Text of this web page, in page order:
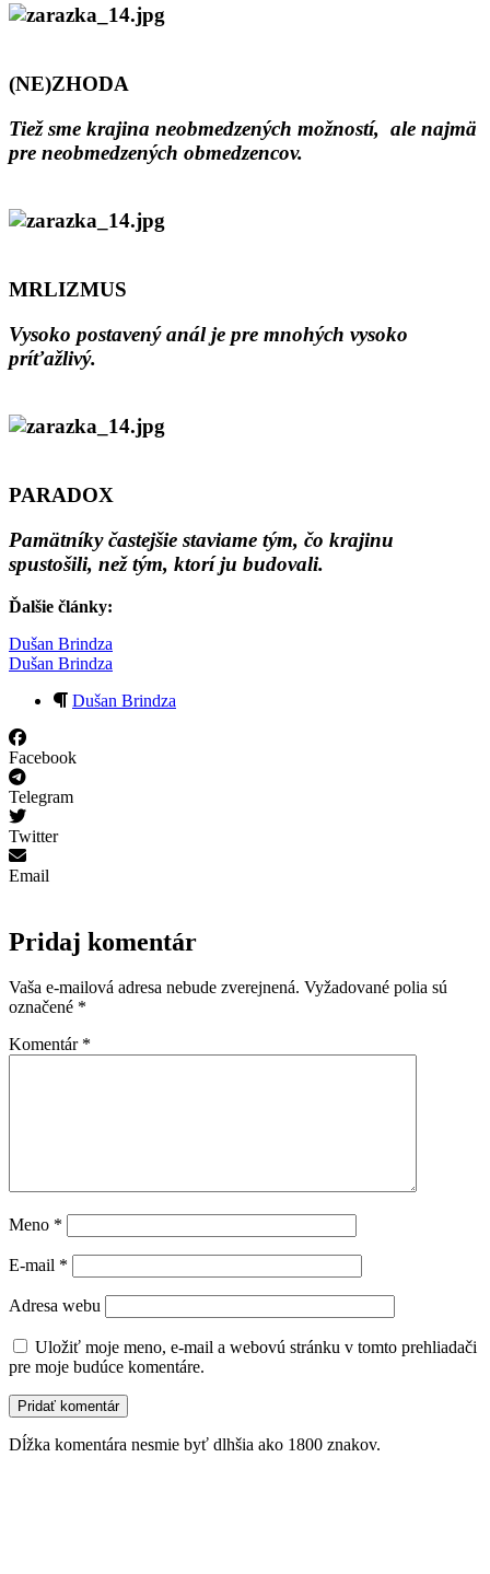
(NE)ZHODA
Tiež sme krajina neobmedzených možností, ale najmä
pre neobmedzených obmedzencov.
MRLIZMUS
Vysoko postavený anál je pre mnohých vysoko
príťažlivý.
PARADOX
Pamätníky častejšie staviame tým, čo krajinu
spustošili, než tým, ktorí ju budovali.
Ďalšie články:
Dušan Brindza
Dušan Brindza
Dušan Brindza
Facebook
Telegram
Twitter
Email
Pridaj komentár
Vaša e-mailová adresa nebude zverejnená. Vyžadované polia sú
označené *
Komentár *
Meno *
E-mail *
Adresa webu
Uložiť moje meno, e-mail a webovú stránku v tomto prehliadači
pre moje budúce komentáre.
Dĺžka komentára nesmie byť dlhšia ako 1800 znakov.